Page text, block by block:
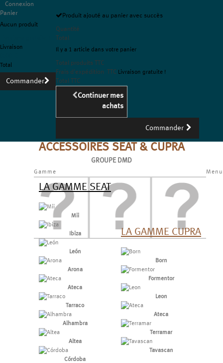
Connexion
Panier
Aucun produit
Livraison
Total
Commander
Produit ajouté au panier avec succès
Quantité
Total
Il y a 1 article dans votre panier
Total produits TTC
Frais d'expédition TTC Livraison gratuite !
Total TTC
Continuer mes
achats
Commander
ACCESSOIRES SEAT & CUPRA
GROUPE DMD
Menu
Gamme
LA GAMME SEAT
Mii
Ibiza
León
Arona
Ateca
Tarraco
Alhambra
Altea
Córdoba
LA GAMME CUPRA
Born
Formentor
Leon
Ateca
Terramar
Tavascan